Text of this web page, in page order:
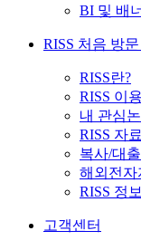
BI 및 배
RISS 처음 방
RISS란?
RISS 이
내 관심
RISS 자
복사/대
해외전자
RISS 정
고객센터